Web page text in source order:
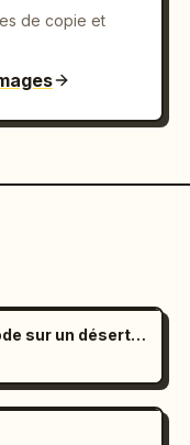
de copie et
Image cinématographique de mode sur un désert de sel à l'ambiance mélancolique